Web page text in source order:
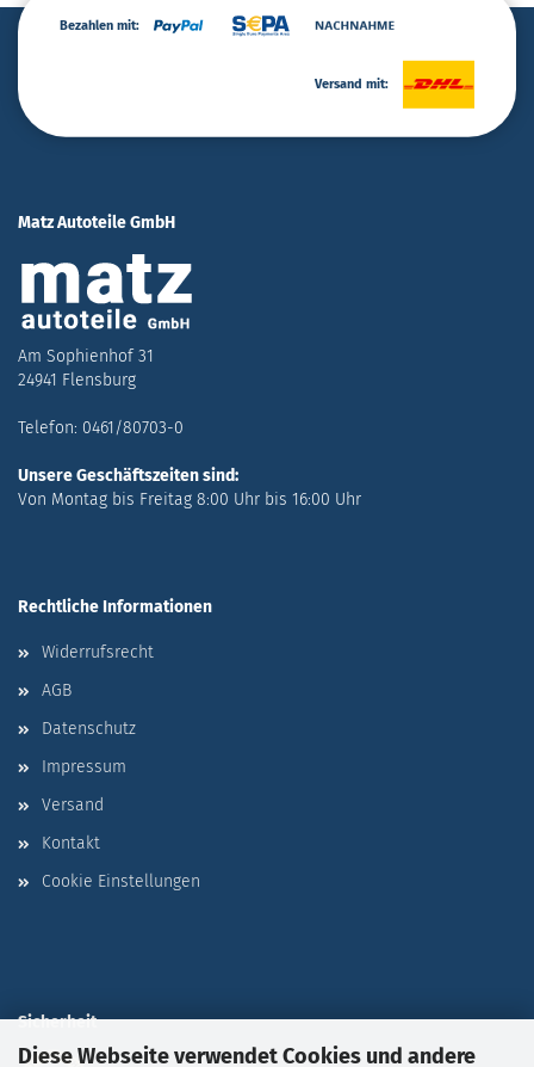
Diese Webseite verwendet Cookies und andere
Bezahlen mit:
Versand mit:
Matz Autoteile GmbH
Am Sophienhof 31
24941 Flensburg
Telefon: 0461/80703-0
Unsere Geschäftszeiten sind:
Von Montag bis Freitag 8:00 Uhr bis 16:00 Uhr
Rechtliche Informationen
Widerrufsrecht
AGB
Datenschutz
Impressum
Versand
Kontakt
Cookie Einstellungen
Sicherheit